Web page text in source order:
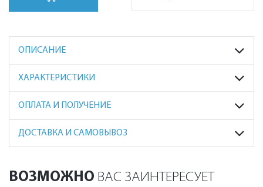
ОПИСАНИЕ
ХАРАКТЕРИСТИКИ
ОПЛАТА И ПОЛУЧЕНИЕ
ДОСТАВКА И САМОВЫВОЗ
ВОЗМОЖНО ВАС ЗАИНТЕРЕСУЕТ